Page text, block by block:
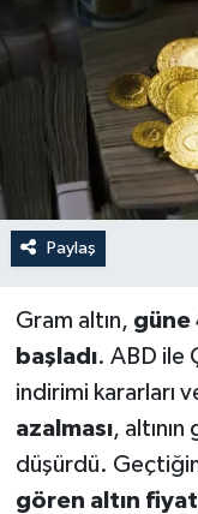
Paylaş
Gram altın, güne
başladı. ABD ile
indirimi kararları
azalması,
düşürdü.
gören altın